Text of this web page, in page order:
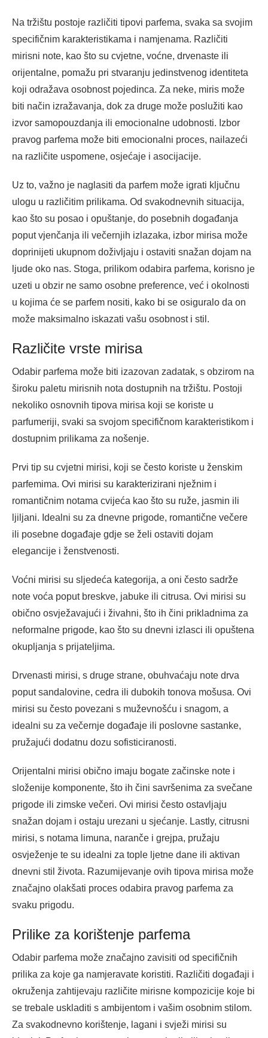
Na tržištu postoje različiti tipovi parfema, svaka sa svojim
specifičnim karakteristikama i namjenama. Različiti
mirisni note, kao što su cvjetne, voćne, drvenaste ili
orijentalne, pomažu pri stvaranju jedinstvenog identiteta
koji odražava osobnost pojedinca. Za neke, miris može
biti način izražavanja, dok za druge može poslužiti kao
izvor samopouzdanja ili emocionalne udobnosti. Izbor
pravog parfema može biti emocionalni proces, nailazeći
na različite uspomene, osjećaje i asocijacije.
Uz to, važno je naglasiti da parfem može igrati ključnu
ulogu u različitim prilikama. Od svakodnevnih situacija,
kao što su posao i opuštanje, do posebnih događanja
poput vjenčanja ili večernjih izlazaka, izbor mirisa može
doprinijeti ukupnom doživljaju i ostaviti snažan dojam na
ljude oko nas. Stoga, prilikom odabira parfema, korisno je
uzeti u obzir ne samo osobne preference, već i okolnosti
u kojima će se parfem nositi, kako bi se osiguralo da on
može maksimalno iskazati vašu osobnost i stil.
Različite vrste mirisa
Odabir parfema može biti izazovan zadatak, s obzirom na
široku paletu mirisnih nota dostupnih na tržištu. Postoji
nekoliko osnovnih tipova mirisa koji se koriste u
parfumeriji, svaki sa svojom specifičnom karakteristikom i
dostupnim prilikama za nošenje.
Prvi tip su cvjetni mirisi, koji se često koriste u ženskim
parfemima. Ovi mirisi su karakterizirani nježnim i
romantičnim notama cvijeća kao što su ruže, jasmin ili
ljiljani. Idealni su za dnevne prigode, romantične večere
ili posebne događaje gdje se želi ostaviti dojam
elegancije i ženstvenosti.
Voćni mirisi su sljedeća kategorija, a oni često sadrže
note voća poput breskve, jabuke ili citrusa. Ovi mirisi su
obično osvježavajući i živahni, što ih čini prikladnima za
neformalne prigode, kao što su dnevni izlasci ili opuštena
okupljanja s prijateljima.
Drvenasti mirisi, s druge strane, obuhvaćaju note drva
poput sandalovine, cedra ili dubokih tonova mošusa. Ovi
mirisi su često povezani s muževnošću i snagom, a
idealni su za večernje događaje ili poslovne sastanke,
pružajući dodatnu dozu sofisticiranosti.
Orijentalni mirisi obično imaju bogate začinske note i
složenije komponente, što ih čini savršenima za svečane
prigode ili zimske večeri. Ovi mirisi često ostavljaju
snažan dojam i ostaju urezani u sjećanje. Lastly, citrusni
mirisi, s notama limuna, naranče i grejpa, pružaju
osvježenje te su idealni za tople ljetne dane ili aktivan
dnevni stil života. Razumijevanje ovih tipova mirisa može
značajno olakšati proces odabira pravog parfema za
svaku prigodu.
Prilike za korištenje parfema
Odabir parfema može značajno zavisiti od specifičnih
prilika za koje ga namjeravate koristiti. Različiti događaji i
okruženja zahtijevaju različite mirisne kompozicije koje bi
se trebale uskladiti s ambijentom i vašim osobnim stilom.
Za svakodnevno korištenje, lagani i svježi mirisi su